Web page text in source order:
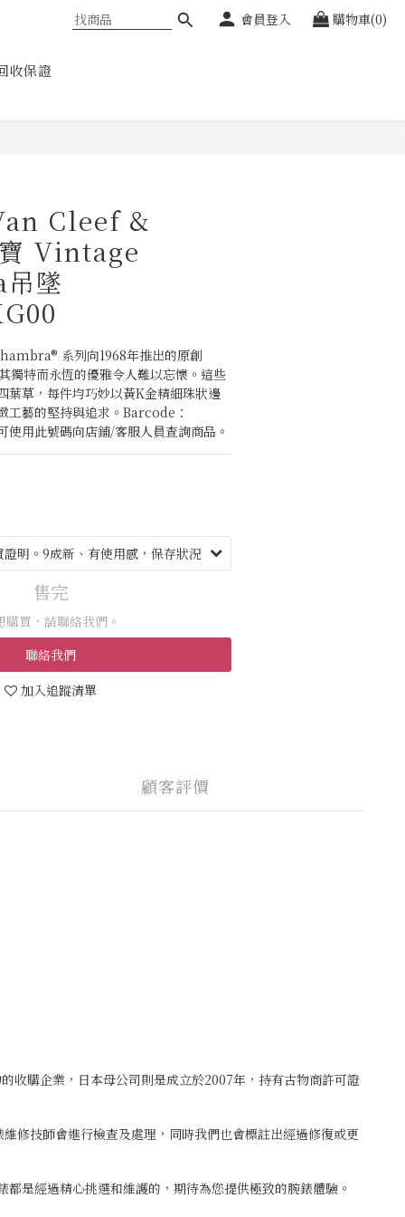
會員登入 購物車(0)
收保證
Cleef &
Vintage
墜
系列向1968年推出的原創
特而永恆的優雅令人難以忘懷。這些
葉草，每件均巧妙以黃K金精細珠狀邊
工藝的堅持與追求。Barcode：
用此號碼向店鋪/客服人員查詢商品。
售完
購買，請聯絡我們。
聯絡我們
加入追蹤清單
顧客評價
收購企業，日本母公司則是成立於2007年，持有古物商許可證
修技師會進行檢查及處理，同時我們也會標註出經過修復或更
是經過精心挑選和維護的，期待為您提供極致的腕錶體驗。